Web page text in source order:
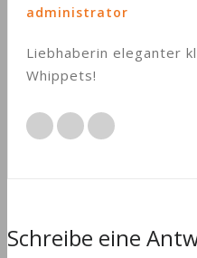
administrator
Liebhaberin eleganter
Whippets!
Schreibe eine